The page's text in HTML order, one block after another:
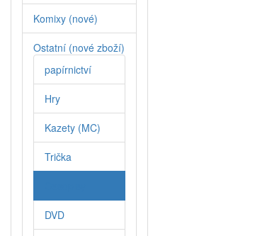
Komixy (nové)
Ostatní (nové zboží)
papírnictví
Hry
Kazety (MC)
Trička
DVD